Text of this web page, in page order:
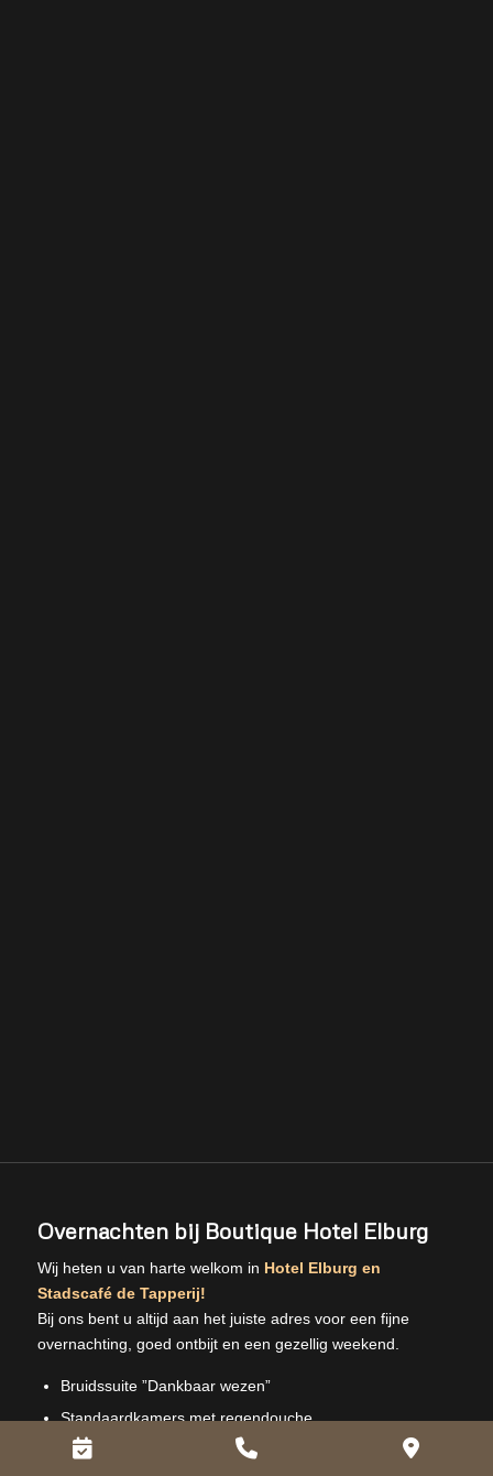
Overnachten bij Boutique Hotel Elburg
Wij heten u van harte welkom in Hotel Elburg en
Stadscafé de Tapperij!
Bij ons bent u altijd aan het juiste adres voor een fijne
overnachting, goed ontbijt en een gezellig weekend.
Bruidssuite ”Dankbaar wezen”
Standaardkamers met regendouche
Familiekamer met bad